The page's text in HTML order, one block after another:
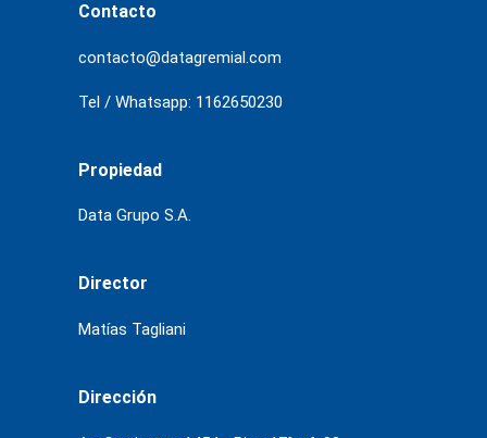
Contacto
contacto@datagremial.com
Tel / Whatsapp: 1162650230
Propiedad
Data Grupo S.A.
Director
Matías Tagliani
Dirección